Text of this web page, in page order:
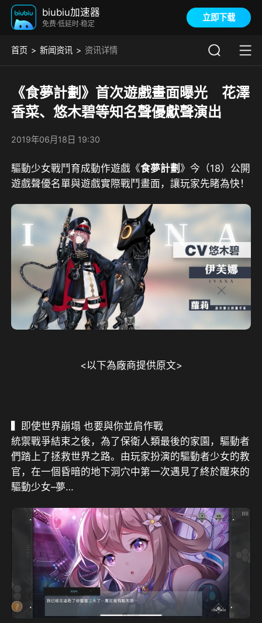
biubiu加速器
免费·低延时·稳定
立即下载
首页 新闻资讯 资讯详情
《食夢計劃》首次遊戲畫面曝光 花澤
香菜、悠木碧等知名聲優獻聲演出
2019年06月18日 19:30
驅動少女戰鬥育成動作遊戲《食夢計劃 》今（18）公開
<以下為廠商提供原文>
統禦戰爭結束之後，為了保衛人類最後的家園，驅動者
們踏上了拯救世界之路。由玩家扮演的驅動者少女的教
官，在一個昏暗的地下洞穴中第一次遇見了終於醒來的
驅動少女–夢…